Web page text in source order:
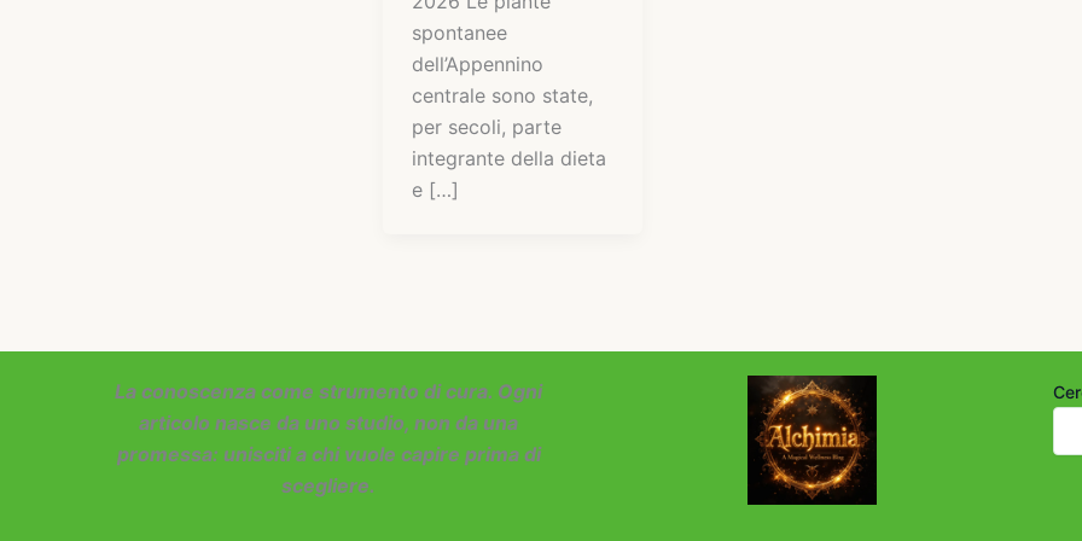
spontanee
dell’Appennino
centrale sono state,
per secoli, parte
integrante della dieta
e […]
La conoscenza come strumento di cura. Ogni
articolo nasce da uno studio, non da una
promessa: unisciti a chi vuole capire prima di
scegliere.